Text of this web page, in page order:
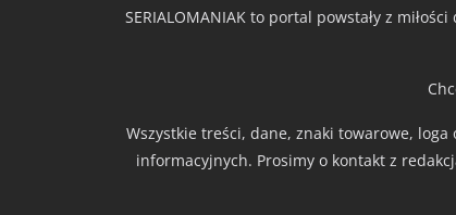
SERIALOMANIAK to portal powstały z
Wszystkie treści, dane, znaki towarowe, loga
informacyjnych. Prosimy o kontakt z